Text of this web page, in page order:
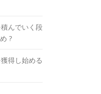
んでいく段
?
得し始める